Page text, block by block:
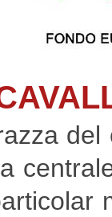
del